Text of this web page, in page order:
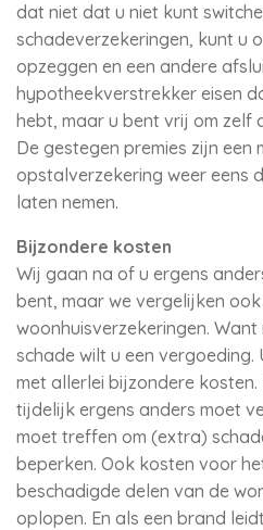
dat niet dat u niet kunt
schadeverzekeringen, kunt u
opzeggen en een andere
hypotheekverstrekker eisen
hebt, maar u bent vrij om zelf
De gestegen premies zijn een
opstalverzekering weer eens
laten nemen.
Bijzondere kosten
Wij gaan na of u ergens
bent, maar we vergelijken
woonhuisverzekeringen.
schade wilt u een vergoeding.
met allerlei bijzondere
tijdelijk ergens anders moet
moet treffen om (extra)
beperken. Ook kosten voor
beschadigde delen van de
oplopen. En als een brand